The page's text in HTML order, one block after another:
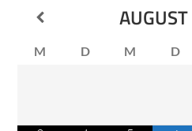
AUGUST
M D M D